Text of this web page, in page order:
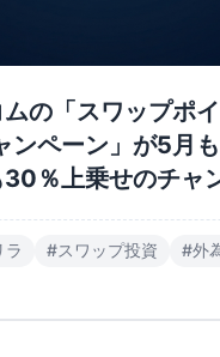
の「スワップポ
ンペーン」が5月
％上乗せのチャ
ラ #スワップ投資 #外